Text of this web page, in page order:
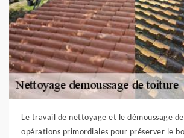
Le travail de nettoyage et le démoussage
opérations primordiales pour préserver le